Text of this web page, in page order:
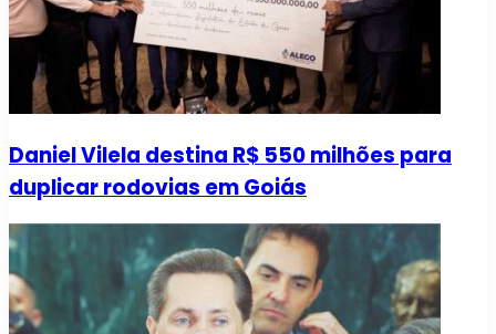
Daniel Vilela destina R$ 550 milhões para
duplicar rodovias em Goiás